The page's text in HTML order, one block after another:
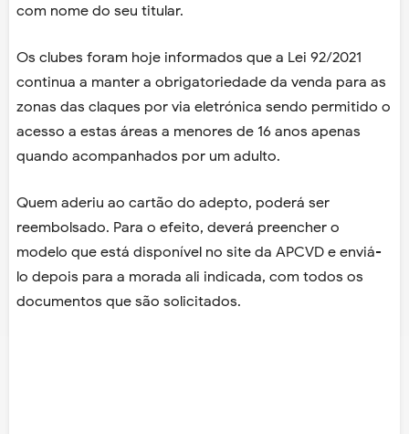
com nome do seu titular.
Os clubes foram hoje informados que a Lei 92/2021
continua a manter a obrigatoriedade da venda para as
zonas das claques por via eletrónica sendo permitido o
acesso a estas áreas a menores de 16 anos apenas
quando acompanhados por um adulto.
Quem aderiu ao cartão do adepto, poderá ser
reembolsado. Para o efeito, deverá preencher o
modelo que está disponível no site da APCVD e enviá-
lo depois para a morada ali indicada, com todos os
documentos que são solicitados.